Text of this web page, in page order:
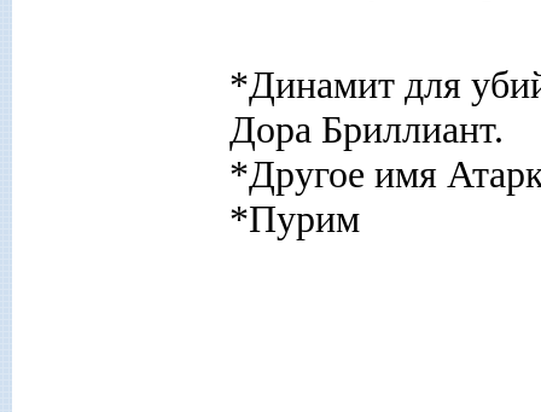
*Динамит для
Дора Бриллиант.
*Другое имя
*Пурим